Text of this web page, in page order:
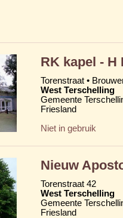
RK kapel - H
Torenstraat •
West Terschelling
Gemeente
Friesland
Niet in gebruik
Nieuw
Torenstraat 42
West Terschelling
Gemeente
Friesland